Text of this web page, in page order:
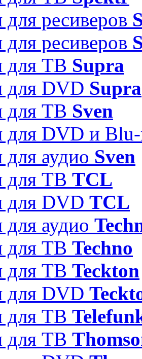
ресиверов
ресиверов
для ТВ Supra
для DVD Supra
для ТВ Sven
для DVD и
аудио Sven
для ТВ TCL
для DVD TCL
аудио
для ТВ Techno
для ТВ Teckton
для DVD
для ТВ
для ТВ